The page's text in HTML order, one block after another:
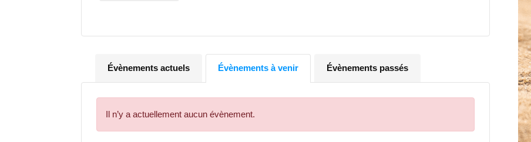
l'info
Évènements actuels Évènements à venir Évènements passés
Il n’y a actuellement aucun évènement.